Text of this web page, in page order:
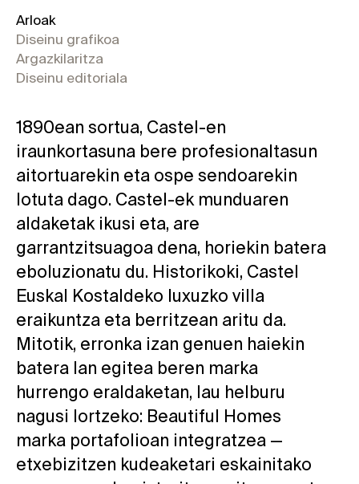
Arloak
Diseinu grafikoa
Argazkilaritza
Diseinu editoriala
1890ean sortua, Castel-en
iraunkortasuna bere profesionaltasun
aitortuarekin eta ospe sendoarekin
lotuta dago. Castel-ek munduaren
aldaketak ikusi eta, are
garrantzitsuagoa dena, horiekin batera
eboluzionatu du. Historikoki, Castel
Euskal Kostaldeko luxuzko villa
eraikuntza eta berritzean aritu da.
Mitotik, erronka izan genuen haiekin
batera lan egitea beren marka
hurrengo eraldaketan, lau helburu
nagusi lortzeko: Beautiful Homes
marka portafolioan integratzea —
etxebizitzen kudeaketari eskainitako